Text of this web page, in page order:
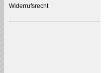
Widerrufsrecht